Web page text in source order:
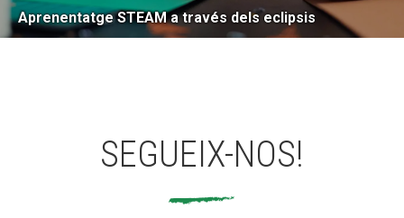
Aprenentatge STEAM a través dels eclipsis
SEGUEIX-NOS!